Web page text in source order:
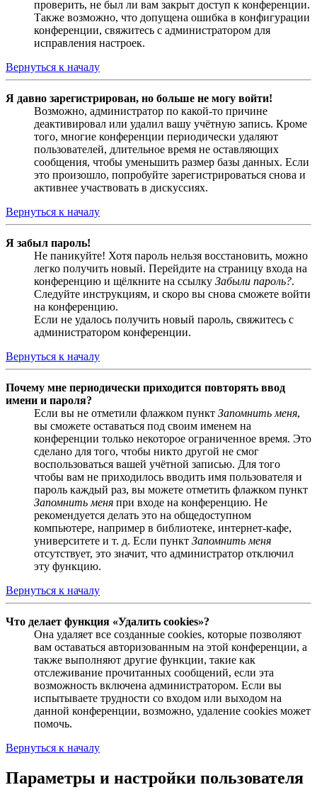
проверить, не был ли вам закрыт доступ к конференции.
Также возможно, что допущена ошибка в конфигурации
конференции, свяжитесь с администратором для
исправления настроек.
Вернуться к началу
Я давно зарегистрирован, но больше не могу войти!
Возможно, администратор по какой-то причине
деактивировал или удалил вашу учётную запись. Кроме
того, многие конференции периодически удаляют
пользователей, длительное время не оставляющих
сообщения, чтобы уменьшить размер базы данных. Если
это произошло, попробуйте зарегистрироваться снова и
активнее участвовать в дискуссиях.
Вернуться к началу
Я забыл пароль!
Не паникуйте! Хотя пароль нельзя восстановить, можно
легко получить новый. Перейдите на страницу входа на
конференцию и щёлкните на ссылку Забыли пароль?.
Следуйте инструкциям, и скоро вы снова сможете войти
на конференцию.
Если не удалось получить новый пароль, свяжитесь с
администратором конференции.
Вернуться к началу
Почему мне периодически приходится повторять ввод
имени и пароля?
Если вы не отметили флажком пункт Запомнить меня,
вы сможете оставаться под своим именем на
конференции только некоторое ограниченное время. Это
сделано для того, чтобы никто другой не смог
воспользоваться вашей учётной записью. Для того
чтобы вам не приходилось вводить имя пользователя и
пароль каждый раз, вы можете отметить флажком пункт
Запомнить меня при входе на конференцию. Не
рекомендуется делать это на общедоступном
компьютере, например в библиотеке, интернет-кафе,
университете и т. д. Если пункт Запомнить меня
отсутствует, это значит, что администратор отключил
эту функцию.
Вернуться к началу
Что делает функция «Удалить cookies»?
Она удаляет все созданные cookies, которые позволяют
вам оставаться авторизованным на этой конференции, а
также выполняют другие функции, такие как
отслеживание прочитанных сообщений, если эта
возможность включена администратором. Если вы
испытываете трудности со входом или выходом на
данной конференции, возможно, удаление cookies может
помочь.
Вернуться к началу
Параметры и настройки пользователя